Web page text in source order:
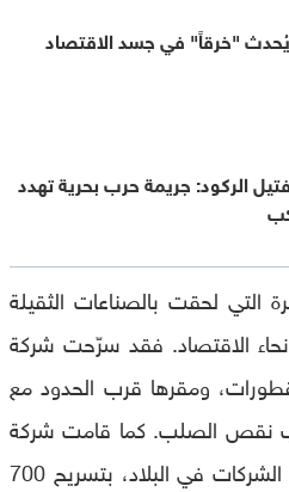
"خرقاً" في جسد الاقتصاد
الركود: جريمة حرب بحرية تهدد
التي لحقت بالصناعات الثقيلة
الاقتصاد. فقد سرّحت شركة
ومقرها قرب الحدود مع
عامل بسبب نقص الصلب. كما قامت شركة
"بروجرد" للنسيج، إحدى أكبر الشركات في البلاد، بتسريح 700